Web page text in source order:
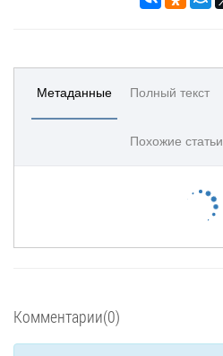
Метаданные Полный текст
Похожие статьи
Комментарии(0)